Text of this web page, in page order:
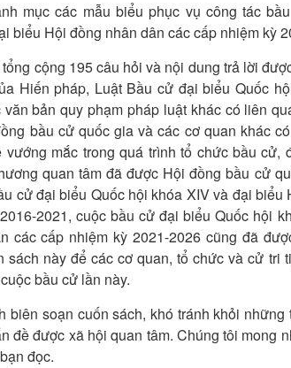
mục các mẫu biểu phục vụ công tác
biểu Hội đồng nhân dân các cấp nhiệm kỳ
cộng 195 câu hỏi và nội dung trả lời
Hiến pháp, Luật Bầu cử đại biểu Quốc
văn bản quy phạm pháp luật khác có liên
bầu cử quốc gia và các cơ quan khác
vướng mắc trong quá trình tổ chức bầu cử,
quan tâm đã được Hội đồng bầu cử
cử đại biểu Quốc hội khóa XIV và đại biểu
2021, cuộc bầu cử đại biểu Quốc hội
các cấp nhiệm kỳ 2021-2026 cũng đã
sách này để các cơ quan, tổ chức và cử tri
bầu cử lần này.
biên soạn cuốn sách, khó tránh khỏi
đề được xã hội quan tâm. Chúng tôi mong
đọc.